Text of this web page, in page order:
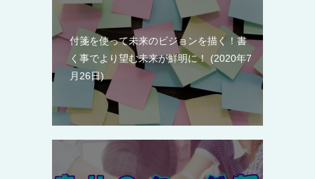
付箋を使って未来のビジョンを描く！書
く事でより望む未来が鮮明に！
2020年7
月26日